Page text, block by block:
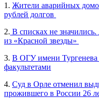
1. Жители аварийных
рублей долгов
2. В списках не
из «Красной звезды»
3. В ОГУ имени Тургенева
факультетами
4. Суд в Орле отменил
прожившего в России 26